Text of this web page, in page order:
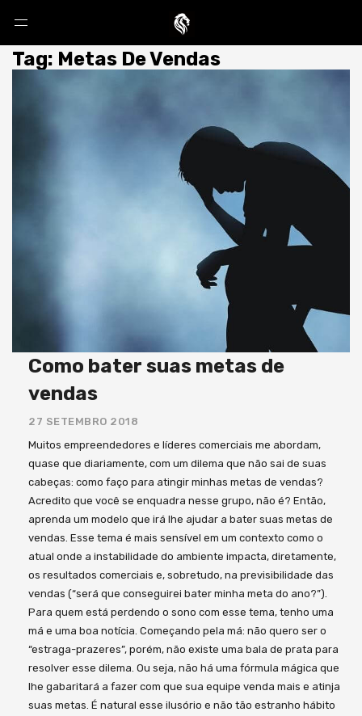
Tag: Metas De Vendas
Como bater suas metas de
vendas
27 SETEMBRO 2018
Muitos empreendedores e líderes comerciais me abordam,
quase que diariamente, com um dilema que não sai de suas
cabeças: como faço para atingir minhas metas de vendas?
Acredito que você se enquadra nesse grupo, não é? Então,
aprenda um modelo que irá lhe ajudar a bater suas metas de
vendas. Esse tema é mais sensível em um contexto como o
atual onde a instabilidade do ambiente impacta, diretamente,
os resultados comerciais e, sobretudo, na previsibilidade das
vendas (“será que conseguirei bater minha meta do ano?”).
Para quem está perdendo o sono com esse tema, tenho uma
má e uma boa notícia. Começando pela má: não quero ser o
“estraga-prazeres”, porém, não existe uma bala de prata para
resolver esse dilema. Ou seja, não há uma fórmula mágica que
lhe gabaritará a fazer com que sua equipe venda mais e atinja
suas metas. É natural esse ilusório e não tão estranho hábito